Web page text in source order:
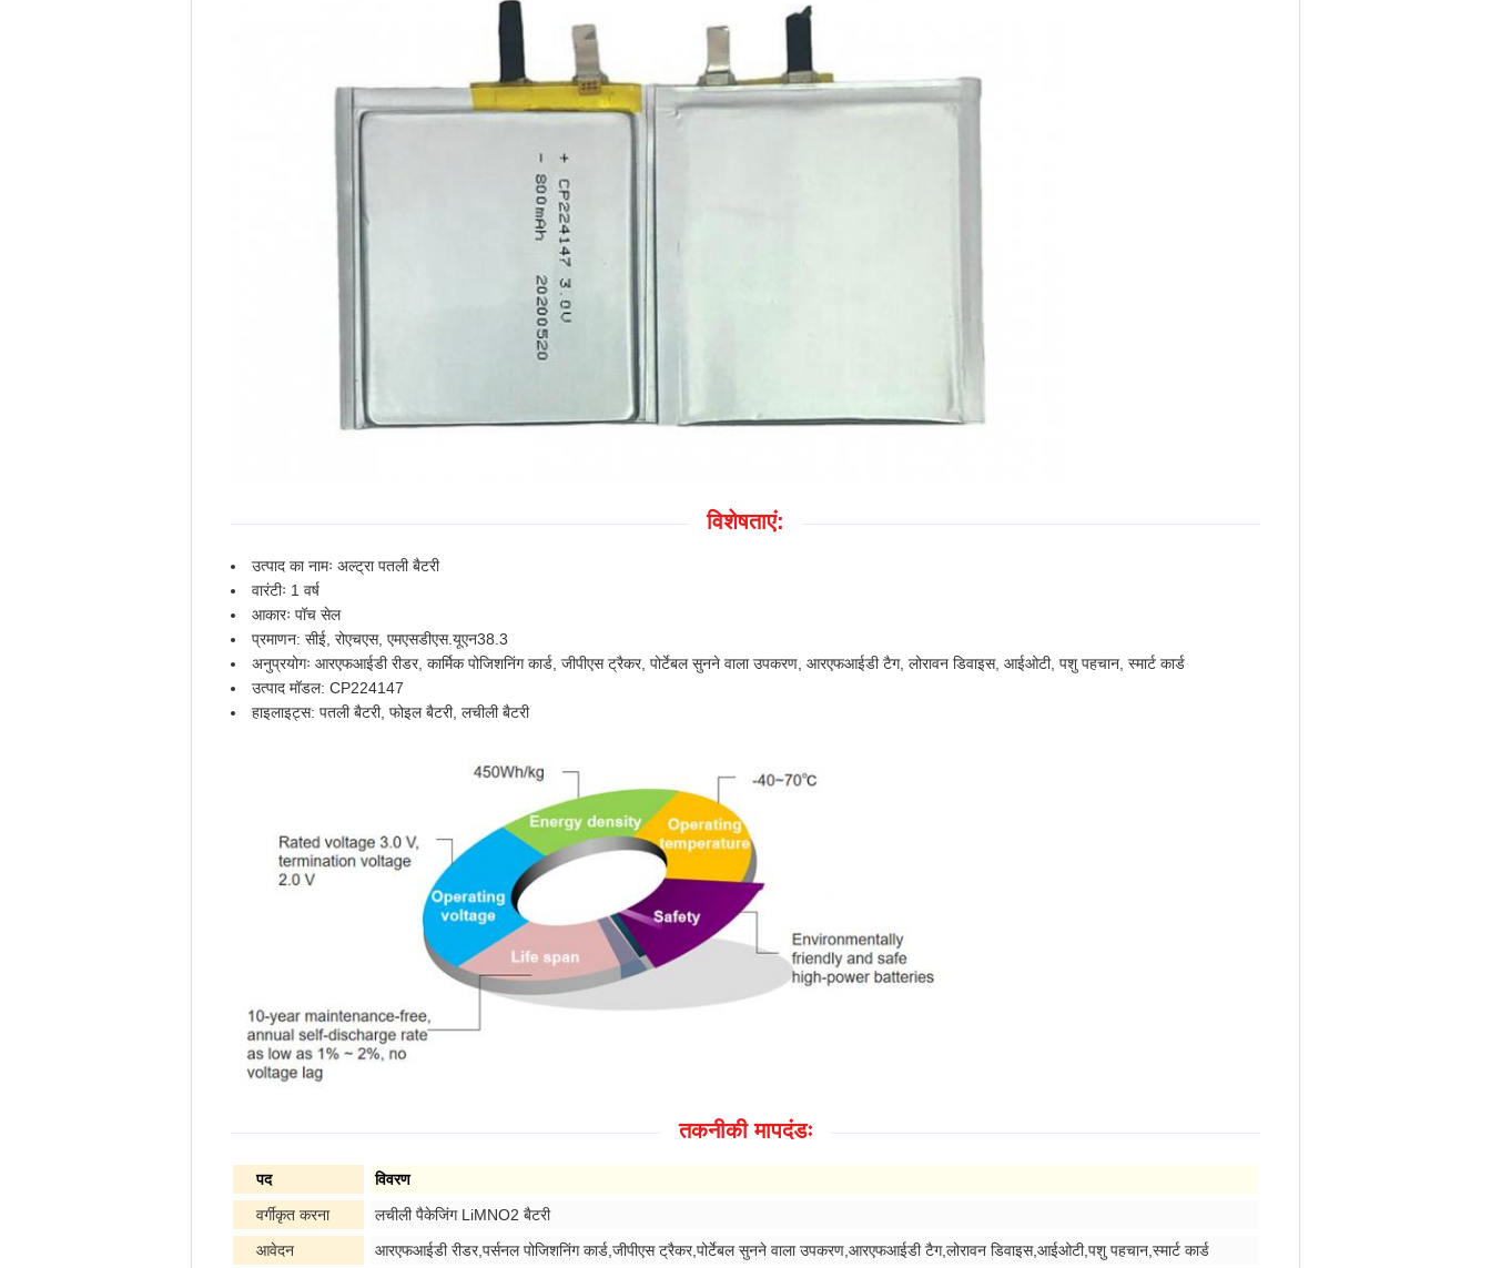
विशेषताएं:
उत्पाद का नामः अल्ट्रा पतली बैटरी
वारंटीः 1 वर्ष
आकारः पॉच सेल
प्रमाणन: सीई, रोएचएस, एमएसडीएस.यूएन38.3
अनुप्रयोगः आरएफआईडी रीडर, कार्मिक पोजिशनिंग कार्ड, जीपीएस ट्रैकर, पोर्टेबल सुनने वाला उपकरण, आरएफआईडी टैग, लोरावन डिवाइस, आईओटी, पशु पहचान, स्मार्ट कार्ड
उत्पाद मॉडल: CP224147
हाइलाइट्स: पतली बैटरी, फोइल बैटरी, लचीली बैटरी
तकनीकी मापदंडः
पद
विवरण
वर्गीकृत करना
लचीली पैकेजिंग LiMNO2 बैटरी
आवेदन
आरएफआईडी रीडर,पर्सनल पोजिशनिंग कार्ड,जीपीएस ट्रैकर,पोर्टेबल सुनने वाला उपकरण,आरएफआईडी टैग,लोरावन डिवाइस,आईओटी,पशु पहचान,स्मार्ट कार्ड